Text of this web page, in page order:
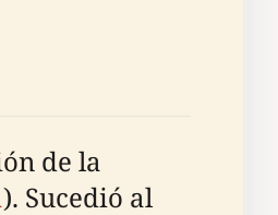
de la
). Sucedió al